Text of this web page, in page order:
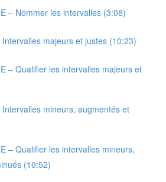
– Nommer les intervalles (3:08)
majeurs et justes (10:23)
– Qualifier les intervalles majeurs et
mineurs, augmentés et
– Qualifier les intervalles mineurs,
(10:52)